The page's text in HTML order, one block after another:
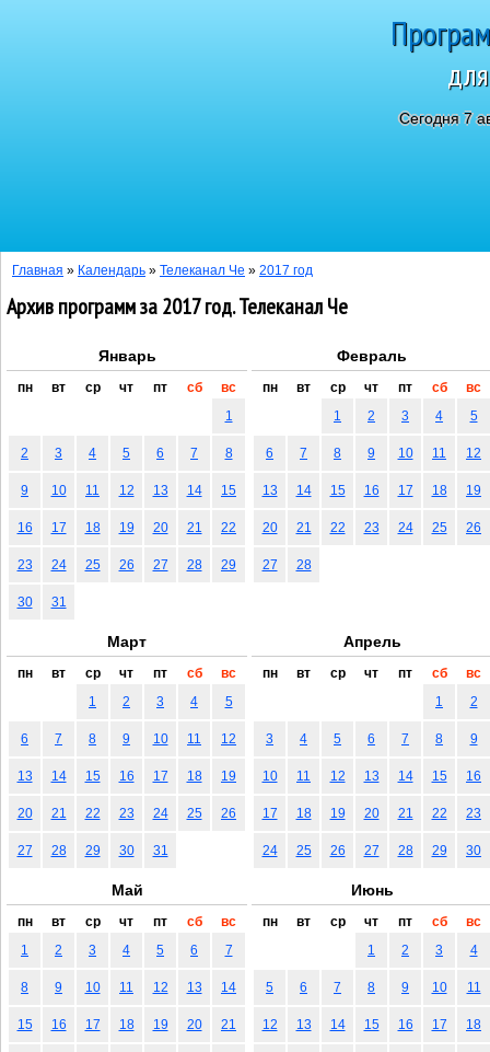
Сегодня 7
Главная » Календарь » Телеканал Че » 2017 год
Архив программ за 2017 год. Телеканал Че
Январь
пн вт ср чт пт сб
вс
1
2 3 4 5 6 7 8
9 10 11 12 13 14 15
16 17 18 19 20 21 22
23 24 25 26 27 28 29
30 31
Февраль
пн вт ср чт пт сб
вс
1
2 3 4 5
6 7 8 9 10 11 12
13 14 15 16 17 18 19
20 21 22 23 24 25 26
27 28
Март
пн вт ср чт пт сб
вс
1
2 3 4 5
6 7 8 9 10 11 12
13 14 15 16 17 18 19
20 21 22 23 24 25 26
27 28 29 30 31
Апрель
пн вт ср чт пт сб
вс
1
2
3 4 5 6 7 8 9
10 11 12 13 14 15 16
17 18 19 20 21 22 23
24 25 26 27 28 29 30
Май
пн вт ср чт пт сб
вс
1
2 3 4 5 6 7
8 9 10 11 12 13 14
15 16 17 18 19 20 21
Июнь
пн вт ср чт пт сб
вс
1
2 3 4
5 6 7 8 9 10 11
12 13 14 15 16 17 18